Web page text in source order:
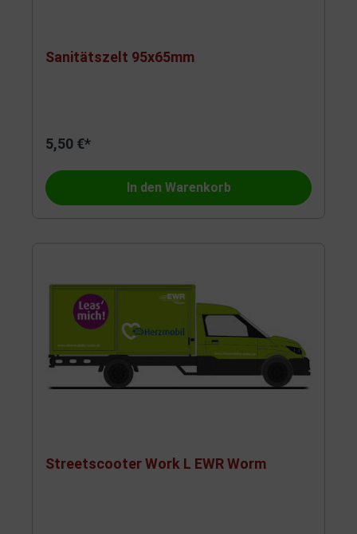
Sanitätszelt 95x65mm
5,50 €*
In den Warenkorb
Streetscooter Work L EWR Worm